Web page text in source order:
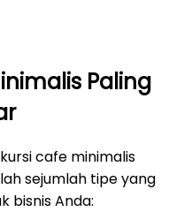
Paling
cafe minimalis
sejumlah tipe yang
bisnis Anda: